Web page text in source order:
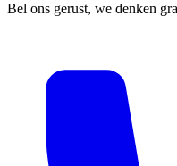
Bel ons gerust, we denken